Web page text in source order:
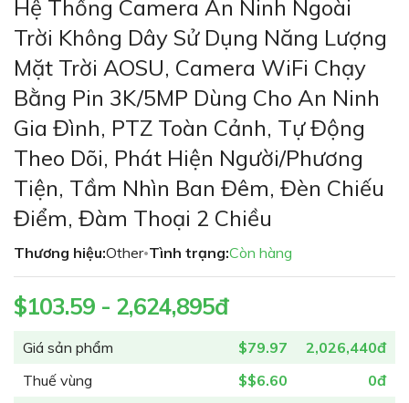
đến
phần
của
thư
hình
ảnh
Hệ Thống Camera An Ninh Ngoài
Trời Không Dây Sử Dụng Năng Lượng
Mặt Trời AOSU, Camera WiFi Chạy
Bằng Pin 3K/5MP Dùng Cho An Ninh
Gia Đình, PTZ Toàn Cảnh, Tự Động
Theo Dõi, Phát Hiện Người/phương
Tiện, Tầm Nhìn Ban Đêm, Đèn Chiếu
Điểm, Đàm Thoại 2 Chiều
Thương hiệu:Other•Tình trạng:Còn hàng
Giá sản phẩm $79.97
2,026,440đ
Thuế vùng
$$6.60
0đ
$103.59 - 2,624,895đ